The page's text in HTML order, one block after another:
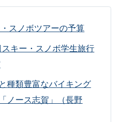
スノボツアーの予算
スキー・スノボ学生旅行
種類豊富なバイキング
ノース志賀」（長野